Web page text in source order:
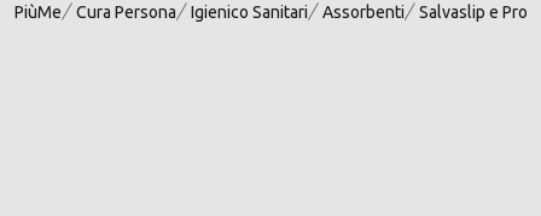
PiùMe Cura Persona Igienico Sanitari Assorbenti Salvaslip e